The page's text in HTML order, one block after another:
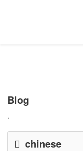
Blog
.
chinese